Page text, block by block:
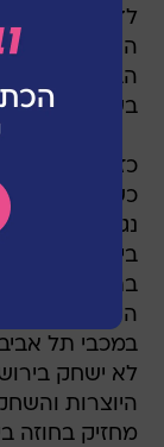
לדין בגין
החתימה את
הבאה בקבוצה
בשל אותה
כזכור, הפועל
כשבועיים
נגד הקבוצה.
בירושלים, אך
בתנאים
היציאה, אך
לא ישחק
היוצרות
מחזיק בחוזה